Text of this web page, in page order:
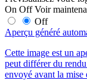
On Off Voir
Off
Aperçu généré
Cette image est un
peut différer du
envoyé avant la mise